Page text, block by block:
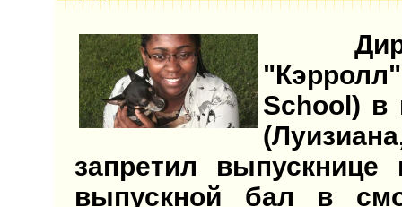
School) в
запретил выпускнице
выпускной бал в